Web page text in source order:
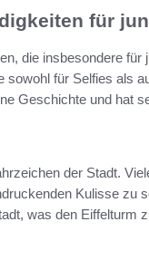
für
die insbesondere
für Selfies als
Geschichte und hat
der Stadt.
Kulisse zu
was den Eiffelturm